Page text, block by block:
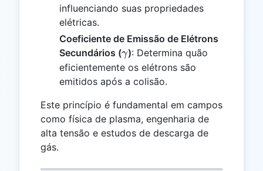
influenciando suas propriedades
elétricas.
Coeficiente de Emissão de Elétrons
Secundários (\gamma
γ): Determina quão
eficientemente os elétrons são
emitidos após a colisão.
Este princípio é fundamental em campos
como física de plasma, engenharia de
alta tensão e estudos de descarga de
gás.